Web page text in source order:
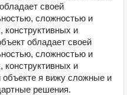
своей
сложностью и
конструктивных и
обладает своей
сложностью и
конструктивных и
я вижу сложные и
решения.